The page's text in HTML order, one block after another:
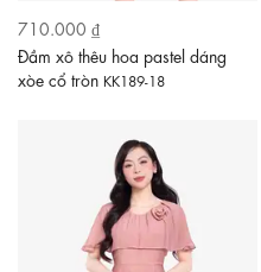
710.000 ₫
Đầm xô thêu hoa pastel dáng
xòe cổ tròn KK189-18